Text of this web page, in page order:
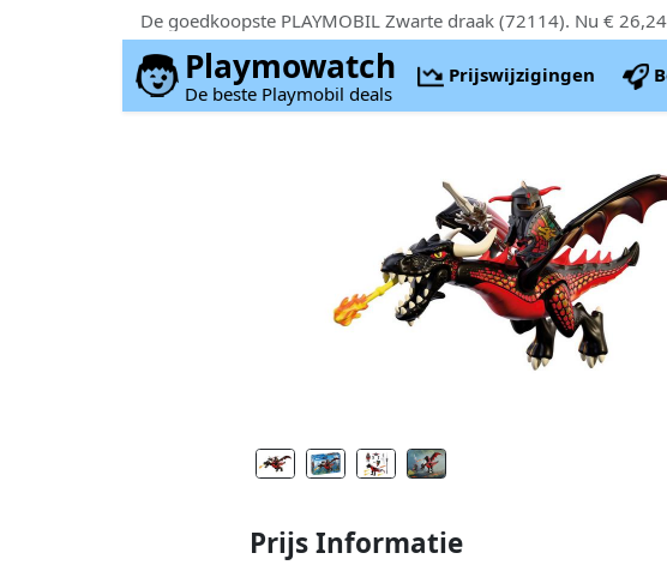
De goedkoopste PLAYMOBIL Zwarte draak (72114). Nu €
Playmowatch
De beste Playmobil deals
Prijswijzigingen
Prijs Informatie